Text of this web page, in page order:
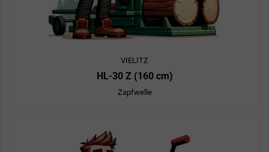
VIELITZ
HL-30 Z (160 cm)
Zapfwelle